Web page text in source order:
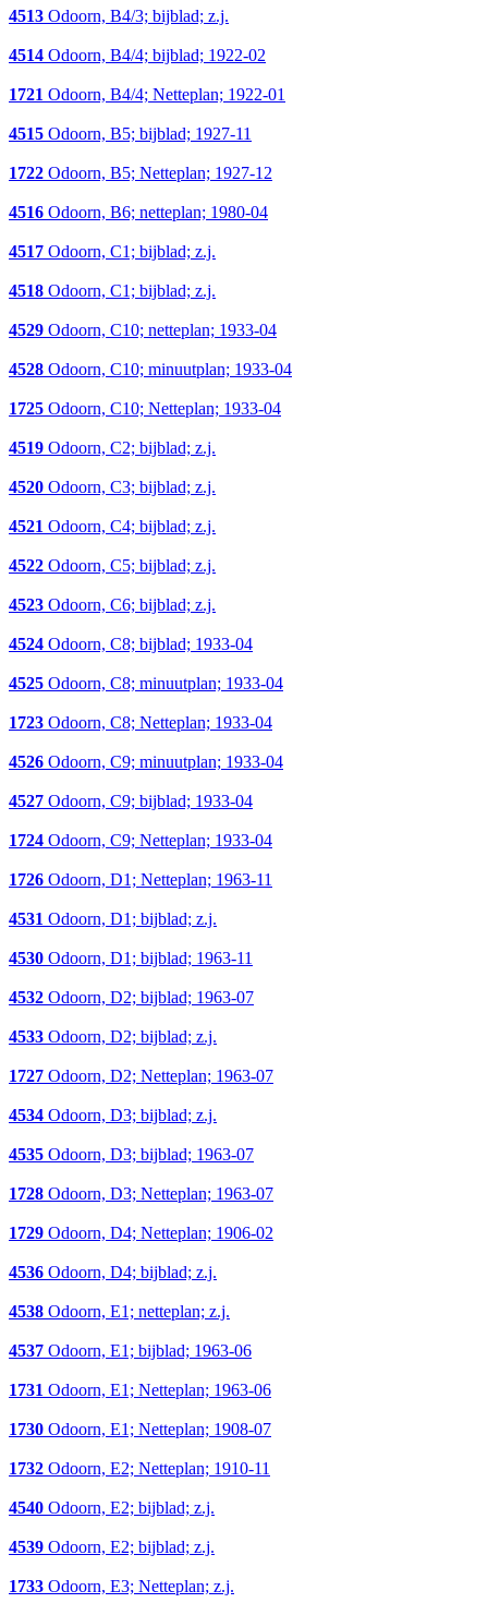
4513 Odoorn, B4/3; bijblad; z.j.
4514 Odoorn, B4/4; bijblad; 1922-02
1721 Odoorn, B4/4; Netteplan; 1922-01
4515 Odoorn, B5; bijblad; 1927-11
1722 Odoorn, B5; Netteplan; 1927-12
4516 Odoorn, B6; netteplan; 1980-04
4517 Odoorn, C1; bijblad; z.j.
4518 Odoorn, C1; bijblad; z.j.
4529 Odoorn, C10; netteplan; 1933-04
4528 Odoorn, C10; minuutplan; 1933-04
1725 Odoorn, C10; Netteplan; 1933-04
4519 Odoorn, C2; bijblad; z.j.
4520 Odoorn, C3; bijblad; z.j.
4521 Odoorn, C4; bijblad; z.j.
4522 Odoorn, C5; bijblad; z.j.
4523 Odoorn, C6; bijblad; z.j.
4524 Odoorn, C8; bijblad; 1933-04
4525 Odoorn, C8; minuutplan; 1933-04
1723 Odoorn, C8; Netteplan; 1933-04
4526 Odoorn, C9; minuutplan; 1933-04
4527 Odoorn, C9; bijblad; 1933-04
1724 Odoorn, C9; Netteplan; 1933-04
1726 Odoorn, D1; Netteplan; 1963-11
4531 Odoorn, D1; bijblad; z.j.
4530 Odoorn, D1; bijblad; 1963-11
4532 Odoorn, D2; bijblad; 1963-07
4533 Odoorn, D2; bijblad; z.j.
1727 Odoorn, D2; Netteplan; 1963-07
4534 Odoorn, D3; bijblad; z.j.
4535 Odoorn, D3; bijblad; 1963-07
1728 Odoorn, D3; Netteplan; 1963-07
1729 Odoorn, D4; Netteplan; 1906-02
4536 Odoorn, D4; bijblad; z.j.
4538 Odoorn, E1; netteplan; z.j.
4537 Odoorn, E1; bijblad; 1963-06
1731 Odoorn, E1; Netteplan; 1963-06
1730 Odoorn, E1; Netteplan; 1908-07
1732 Odoorn, E2; Netteplan; 1910-11
4540 Odoorn, E2; bijblad; z.j.
4539 Odoorn, E2; bijblad; z.j.
1733 Odoorn, E3; Netteplan; z.j.